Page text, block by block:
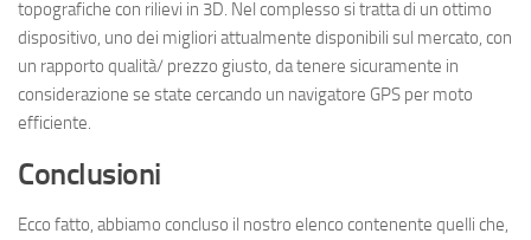
topografiche con rilievi in 3D. Nel complesso si tratta di un ottimo
dispositivo, uno dei migliori attualmente disponibili sul mercato, con
un rapporto qualità/ prezzo giusto, da tenere sicuramente in
considerazione se state cercando un navigatore GPS per moto
efficiente.
Conclusioni
Ecco fatto, abbiamo concluso il nostro elenco contenente quelli che,